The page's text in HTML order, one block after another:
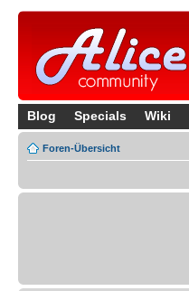
Blog Specials Wiki
Foren-Übersicht